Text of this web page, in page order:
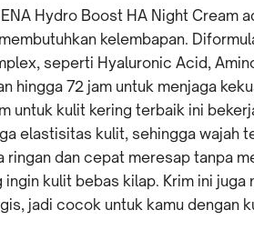
Hydro Boost HA Night Cream
kelembapan.
seperti Hyaluronic Acid,
hingga 72 jam untuk menjaga
untuk kulit kering terbaik ini
elastisitas kulit, sehingga wajah
ringan dan cepat meresap tanpa
ingin kulit bebas kilap. Krim ini
jadi cocok untuk kamu dengan